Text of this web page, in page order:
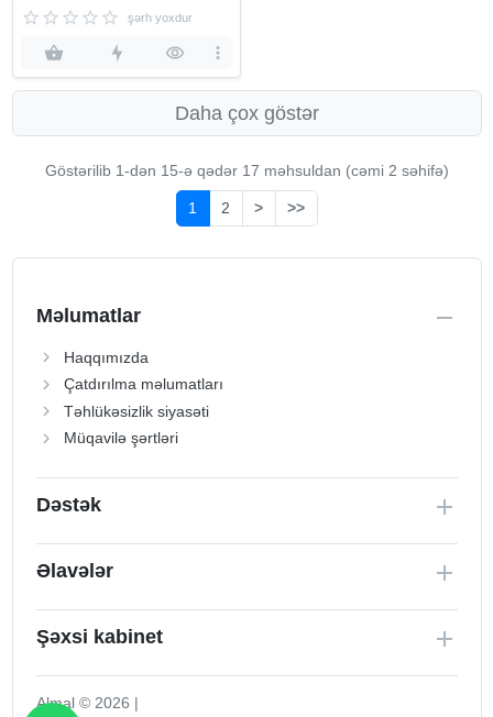
şərh yoxdur
Daha çox göstər
Göstərilib 1-dən 15-ə qədər 17 məhsuldan (cəmi 2 səhifə)
1 2 > >>
Məlumatlar
Haqqımızda
Çatdırılma məlumatları
Təhlükəsizlik siyasəti
Müqavilə şərtləri
Dəstək
Əlavələr
Şəxsi kabinet
Almal © 2026 |